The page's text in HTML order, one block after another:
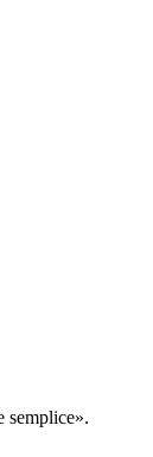
semplice».